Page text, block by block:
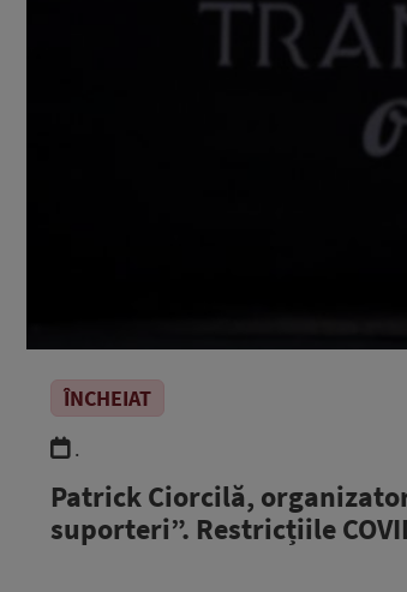
ÎNCHEIAT
.
Patrick Ciorcilă,
suporteri”. Restricțiile